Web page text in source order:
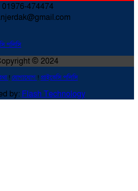
01976-474474
পলিসি
© 2024
! যোগাযোগ ! প্রাইভেসি পলিসি
by: Flash Technology